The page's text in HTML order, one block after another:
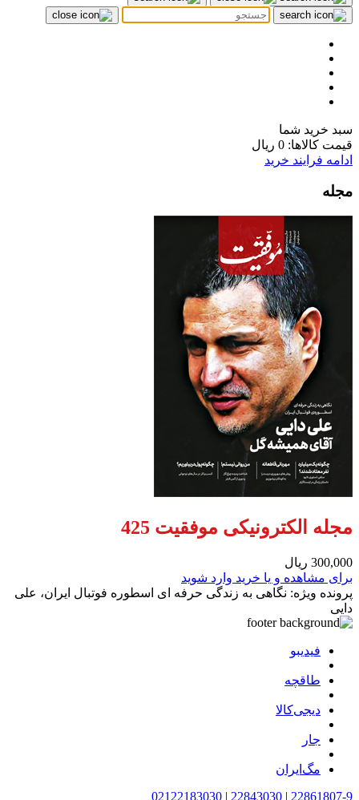
سبد خرید شما
قیمت کالاها: 0 ریال
ادامه فرایند خرید
مجله
مجله الکترونیکی موفقیت 425
300,000 ریال
برای مشاهده و یا خرید وارد شوید
پرونده ویژه: نگاهی به زندگی حرفه ای اسطوره فوتبال ایران، علی
دایی
فیدیبو
طاقچه
دیجی‌کالا
جار
مگ‌ایران
22861807-9
|
22843030
|
02122183030